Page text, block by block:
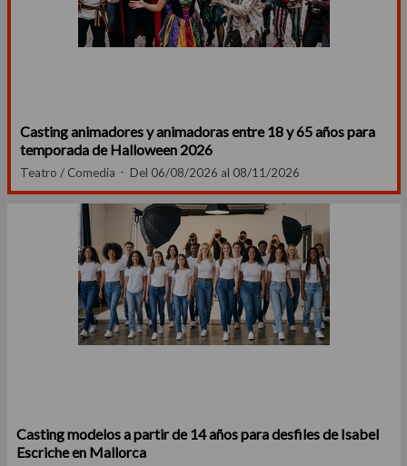
Casting animadores y animadoras entre 18 y 65 años para
temporada de Halloween 2026
Teatro / Comedia Del 06/08/2026 al 08/11/2026
Casting modelos a partir de 14 años para desfiles de Isabel
Escriche en Mallorca